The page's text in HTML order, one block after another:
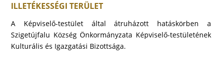
ILLETÉKESSÉGI TERÜLET
A Képviselő-testület által átruházott hatáskörben a
Szigetújfalu Község Önkormányzata Képviselő-testületének
Kulturális és Igazgatási Bizottsága.